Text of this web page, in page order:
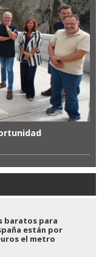
baratos para
están por
el metro